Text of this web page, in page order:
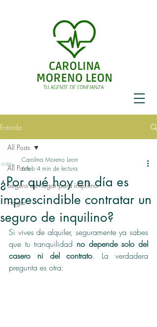
Entrada
All Posts
Seguro de hogar para inquilino
Hogar
All Posts
¿Por qué hoy en día es
imprescindible contratar un
seguro de inquilino?
Carolina Moreno Leon
6 feb 4 min de lectura
Si vives de alquiler, seguramente ya sabes
que tu tranquilidad no depende solo del
casero ni del contrato. La verdadera
pregunta es otra: